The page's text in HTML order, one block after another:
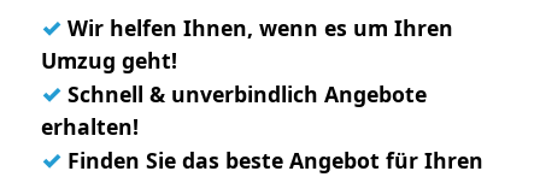
✓ Wir helfen Ihnen, wenn es um Ihren
Umzug geht!
✓ Schnell & unverbindlich Angebote
erhalten!
✓ Finden Sie das beste Angebot für Ihren